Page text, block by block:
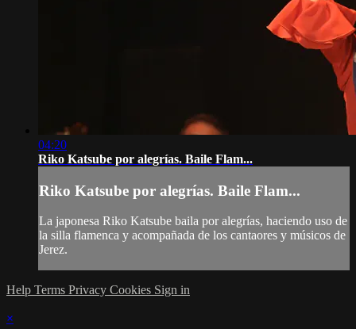
04:20
Riko Katsube por alegrías. Baile Flam...
Riko Katsube por alegrías. Baile Flam...
La japonesa Riko Katsube baila por alegrías, haciendo uso de
la silla flamenca y acompañada de los cantaores y músicos de
Jerez.
Help Terms Privacy Cookies Sign in
×